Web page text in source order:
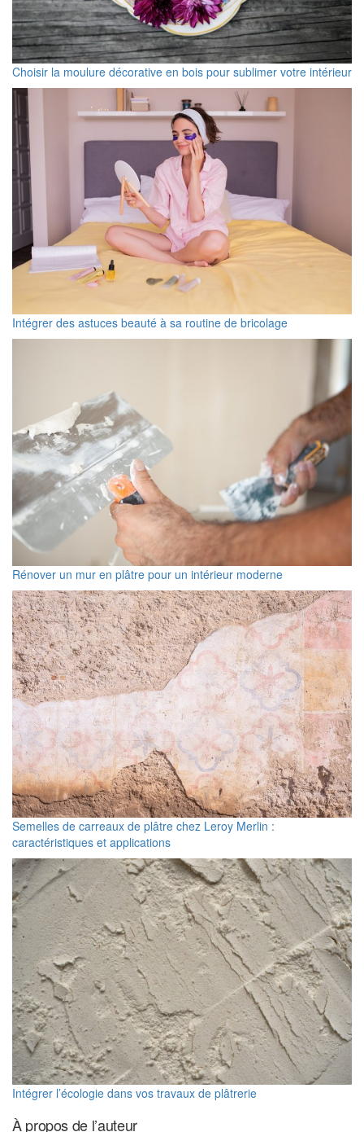
Choisir la moulure décorative en bois pour sublimer votre intérieur
Intégrer des astuces beauté à sa routine de bricolage
Rénover un mur en plâtre pour un intérieur moderne
Semelles de carreaux de plâtre chez Leroy Merlin :
caractéristiques et applications
Intégrer l’écologie dans vos travaux de plâtrerie
À propos de l’auteur